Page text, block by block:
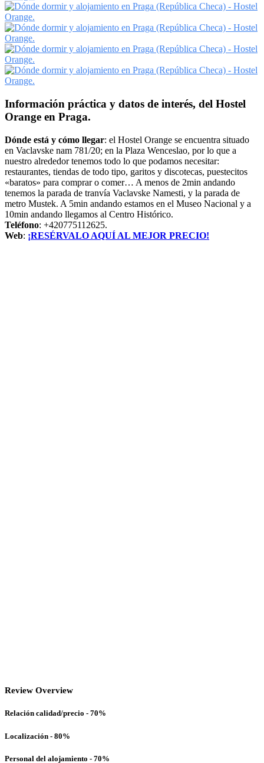
Información práctica y datos de interés, del Hostel
Orange en Praga.
Dónde está y cómo llegar: el Hostel Orange se encuentra situado
en Vaclavske nam 781/20; en la Plaza Wenceslao, por lo que a
nuestro alrededor tenemos todo lo que podamos necesitar:
restaurantes, tiendas de todo tipo, garitos y discotecas, puestecitos
«baratos» para comprar o comer… A menos de 2min andando
tenemos la parada de tranvía Vaclavske Namesti, y la parada de
metro Mustek. A 5min andando estamos en el Museo Nacional y a
10min andando llegamos al Centro Histórico.
Teléfono: +420775112625.
Web: ¡RESÉRVALO AQUÍ AL MEJOR PRECIO!
Review Overview
Relación calidad/precio - 70%
Localización - 80%
Personal del alojamiento - 70%